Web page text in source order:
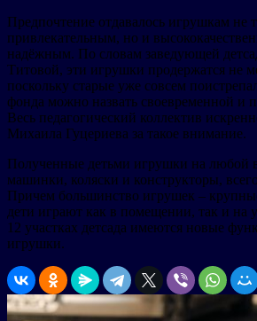
Предпочтение отдавалось игрушкам не
привлекательным, но и
надёжным. По словам заведующей
Титовой, эти игрушки продержатся не
поскольку старые уже совсем
фонда можно назвать своевременной и
Весь педагогический коллектив
Михаила Гуцериева за такое внимание.
Полученные детьми игрушки на любой
машинки, коляски и конструкторы,
Причем большинство игрушек –
дети играют как в помещении, так и на
12 участках детсада имеются новые
игрушки.